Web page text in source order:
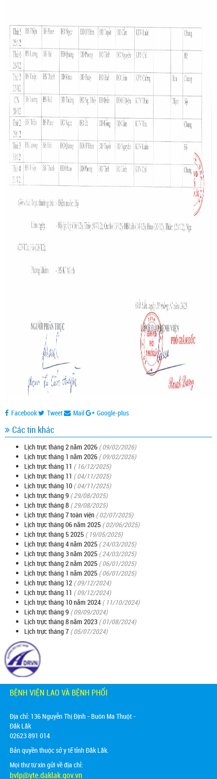
Facebook Tweet Mail Google-plus
Các tin khác
Lịch trực tháng 2 năm 2026 ( 09/02/2026)
Lịch trực tháng 1 năm 2026 ( 09/02/2026)
Lịch trực tháng 11 ( 16/12/2025)
Lịch trực tháng 11 ( 04/11/2025)
Lịch trực tháng 10 ( 04/11/2025)
Lịch trực tháng 9 ( 29/08/2025)
Lịch trực tháng 8 ( 29/08/2025)
Lịch trực tháng 7 toàn viện ( 02/07/2025)
Lịch trực tháng 06 năm 2025 ( 02/06/2025)
Lịch trực tháng 5 2025 ( 19/05/2025)
Lịch trực tháng 4 năm 2025 ( 24/03/2025)
Lịch trực tháng 3 năm 2025 ( 24/03/2025)
Lịch trực tháng 2 năm 2025 ( 06/01/2025)
Lịch trực tháng 1 năm 2025 ( 06/01/2025)
Lịch trực tháng 12 ( 09/12/2024)
Lịch trực tháng 11 ( 09/12/2024)
Lịch trực tháng 10 năm 2024 ( 11/10/2024)
Lịch trực tháng 9 ( 09/09/2024)
Lịch trực tháng 8 năm 2023 ( 01/08/2024)
Lịch trực tháng 7 ( 05/07/2024)
BỆNH VIỆN LAO VÀ BỆNH PHỔI
Địa chỉ: 136 Nguyễn Thị Định - Buôn Ma Thuột -
Đắk Lắk
02623 891 014
Bản quyền thuộc sở y tế tỉnh Đắk Lắk.
Mọi thư từ xin gửi về địa chỉ:
bvlp@yte.daklak.gov.vn